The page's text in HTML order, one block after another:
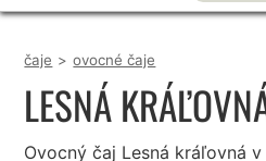
čaje > ovocné čaje
LESNÁ
Ovocný čaj Lesná kráľovná